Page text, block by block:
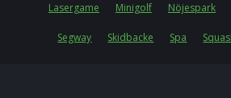
Lasergame Minigolf Nöjespark
Segway Skidbacke Spa